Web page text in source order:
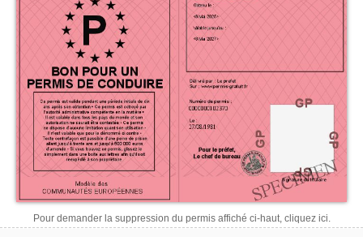
Pour demander la suppression du permis affiché ci-haut, cliquez ici.